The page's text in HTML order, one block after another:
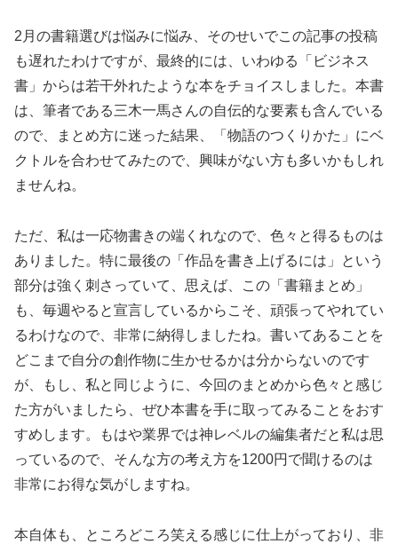
2月の書籍選びは悩みに悩み、そのせいでこの記事の投稿
も遅れたわけですが、最終的には、いわゆる「ビジネス
書」からは若干外れたような本をチョイスしました。本書
は、筆者である三木一馬さんの自伝的な要素も含んでいる
ので、まとめ方に迷った結果、「物語のつくりかた」にベ
クトルを合わせてみたので、興味がない方も多いかもしれ
ませんね。
ただ、私は一応物書きの端くれなので、色々と得るものは
ありました。特に最後の「作品を書き上げるには」という
部分は強く刺さっていて、思えば、この「書籍まとめ」
も、毎週やると宣言しているからこそ、頑張ってやれてい
るわけなので、非常に納得しましたね。書いてあることを
どこまで自分の創作物に生かせるかは分からないのです
が、もし、私と同じように、今回のまとめから色々と感じ
た方がいましたら、ぜひ本書を手に取ってみることをおす
すめします。もはや業界では神レベルの編集者だと私は思
っているので、そんな方の考え方を1200円で聞けるのは
非常にお得な気がしますね。
本自体も、ところどころ笑える感じに仕上がっており、非